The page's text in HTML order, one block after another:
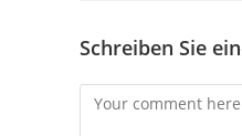
Schreiben Sie